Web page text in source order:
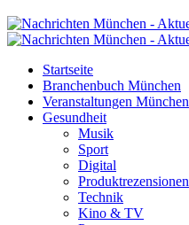
Startseite
Branchenbuch München
Veranstaltungen München
Gesundheit
Musik
Sport
Digital
Produktrezensionen
Technik
Kino & TV